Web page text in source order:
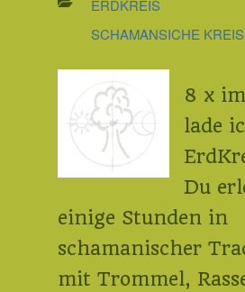
ERDKREIS
SCHAMANSICHE
8 x
lade
Du
einige Stunden in
schamanischer
mit Trommel,